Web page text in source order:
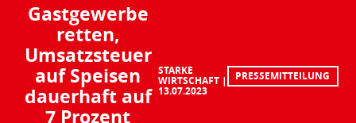
Gastgewerbe
retten,
Umsatzsteuer
auf Speisen
dauerhaft auf
7 Prozent
STARKE
WIRTSCHAFT
13.07.2023
PRESSEMITTEILUNG